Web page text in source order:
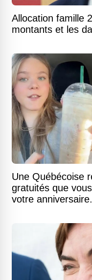
Allocation famille
montants et les
Une Québécoise
gratuités que
votre anniversaire.